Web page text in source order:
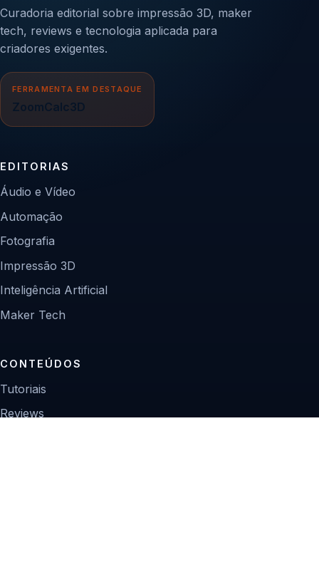
Curadoria editorial sobre impressão 3D, maker
tech, reviews e tecnologia aplicada para
criadores exigentes.
FERRAMENTA EM DESTAQUE
ZoomCalc3D
EDITORIAS
Áudio e Vídeo
Automação
Fotografia
Impressão 3D
Inteligência Artificial
Maker Tech
CONTEÚDOS
Tutoriais
Reviews